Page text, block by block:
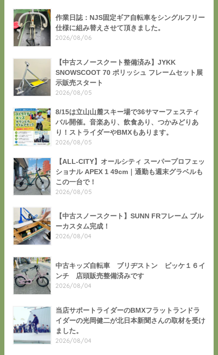
作業日誌：NJS固定ギア自転車をシングルフリー
仕様に組み替えさせて頂きました。
2026/08/06
【中古スノースクート整備済み】JYKK
SNOWSCOOT 70 ポリッシュ フレームセット展
示販売スタート
2026/08/05
8/15は立山山麓スキー場で36サマーフェスティ
バル開催。音楽あり、飲食あり、つかみどりあ
り！ストライダーやBMXもあります。
2026/08/05
【ALL-CITY】オールシティ スーパープロフェッ
ショナル APEX 1 49cm｜通勤も週末グラベルも
この一台で！
2026/08/05
【中古スノースクート】SUNN FRフレーム ブル
ーカスタム完成！
2026/08/04
中古キッズ自転車 ブリヂストン ビッケ１６イ
ンチ 店頭販売整備済みです
2026/08/04
当店サポートライダーのBMXフラットランドラ
イダーの光岡健二が北日本新聞さんの取材を受け
ました。
2026/08/04